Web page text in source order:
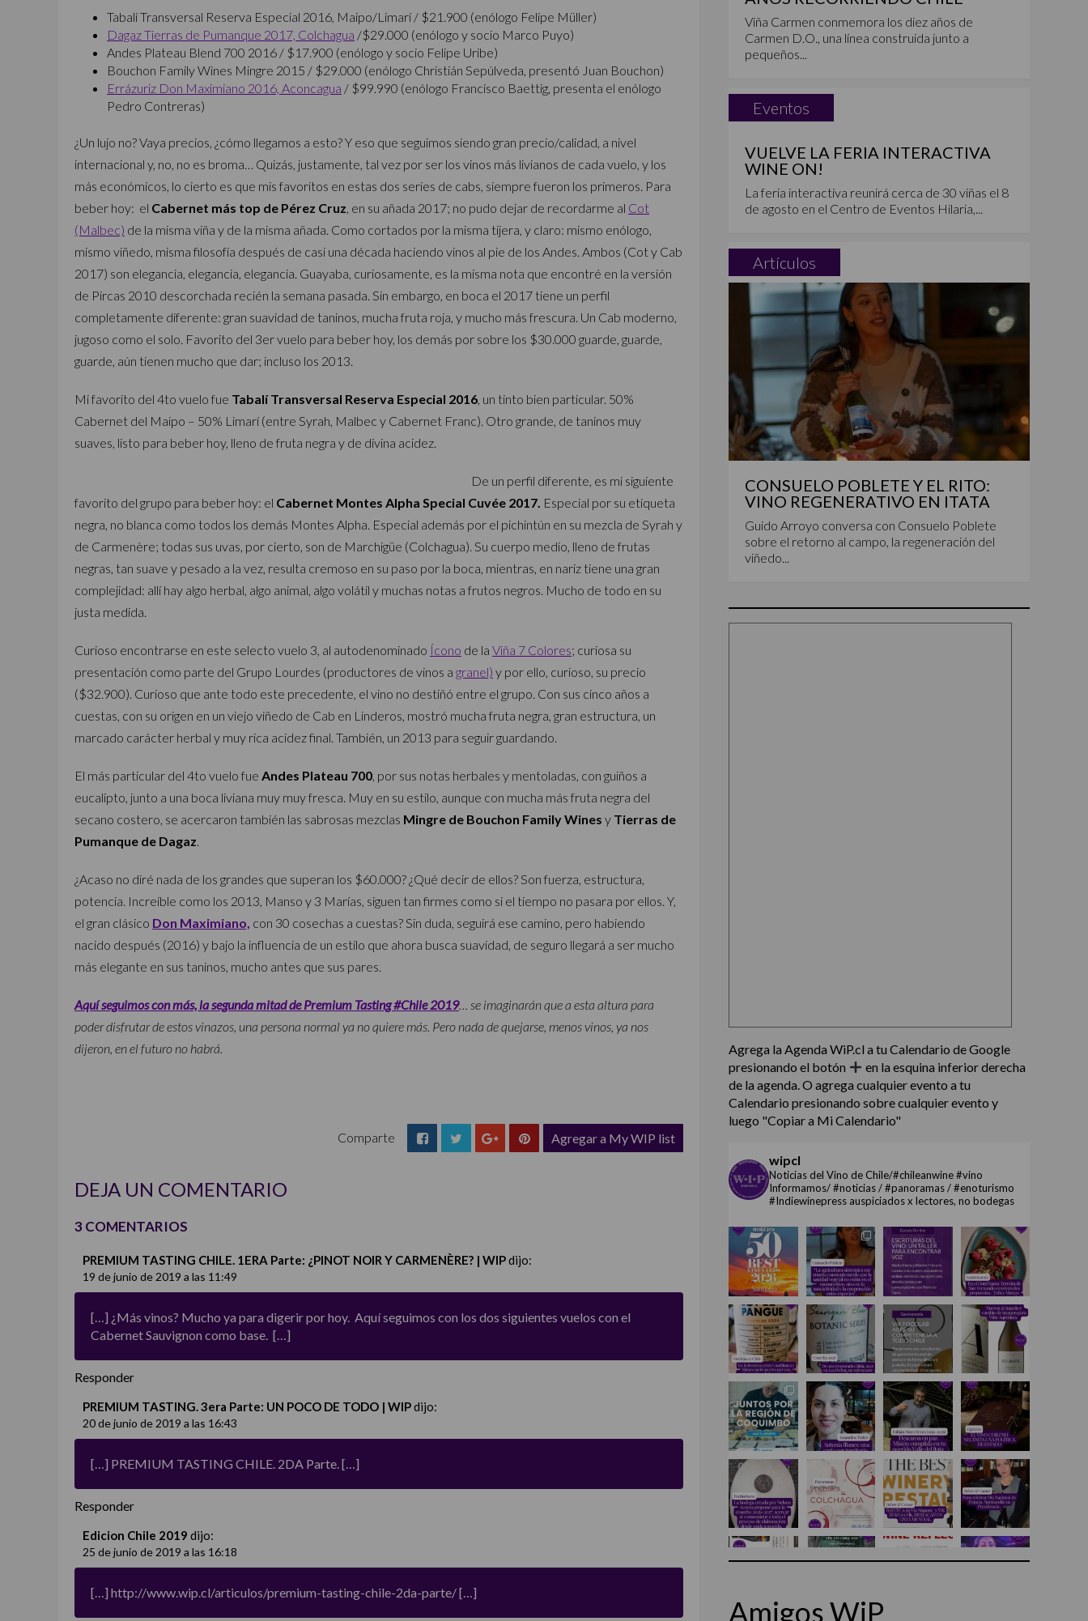
Tabalí Transversal Reserva Especial 2016, Maipo/Limarí / $21.900 (enólogo Felipe Müller)
Dagaz Tierras de Pumanque 2017, Colchagua /$29.000 (enólogo y socio Marco Puyo)
Andes Plateau Blend 700 2016 / $17.900 (enólogo y socio Felipe Uribe)
Bouchon Family Wines Mingre 2015 / $29.000 (enólogo Christián Sepúlveda, presentó Juan Bouchon)
Errázuriz Don Maximiano 2016, Aconcagua / $99.990 (enólogo Francisco Baettig, presenta el enólogo
Pedro Contreras)
¿Un lujo no? Vaya precios, ¿cómo llegamos a esto? Y eso que seguimos siendo gran precio/calidad, a nivel
internacional y, no, no es broma… Quizás, justamente, tal vez por ser los vinos más livianos de cada vuelo, y los
más económicos, lo cierto es que mis favoritos en estas dos series de cabs, siempre fueron los primeros. Para
beber hoy: el Cabernet más top de Pérez Cruz , en su añada 2017; no pudo dejar de recordarme al Cot
(Malbec) de la misma viña y de la misma añada. Como cortados por la misma tijera, y claro: mismo enólogo,
mismo viñedo, misma filosofía después de casi una década haciendo vinos al pie de los Andes. Ambos (Cot y Cab
2017) son elegancia, elegancia, elegancia. Guayaba, curiosamente, es la misma nota que encontré en la versión
de Pircas 2010 descorchada recién la semana pasada. Sin embargo, en boca el 2017 tiene un perfil
completamente diferente: gran suavidad de taninos, mucha fruta roja, y mucho más frescura. Un Cab moderno,
jugoso como el solo. Favorito del 3er vuelo para beber hoy, los demás por sobre los $30.000 guarde, guarde,
guarde, aún tienen mucho que dar; incluso los 2013.
Mi favorito del 4to vuelo fue Tabalí Transversal Reserva Especial 2016 , un tinto bien particular. 50%
Cabernet del Maipo – 50% Limarí (entre Syrah, Malbec y Cabernet Franc). Otro grande, de taninos muy
suaves, listo para beber hoy, lleno de fruta negra y de divina acidez.
De un perfil diferente, es mi siguiente
favorito del grupo para beber hoy: el Cabernet Montes Alpha Special Cuvée 2017. Especial por su etiqueta
negra, no blanca como todos los demás Montes Alpha. Especial además por el pichintún en su mezcla de Syrah y
de Carmenère; todas sus uvas, por cierto, son de Marchigüe (Colchagua). Su cuerpo medio, lleno de frutas
negras, tan suave y pesado a la vez, resulta cremoso en su paso por la boca, mientras, en nariz tiene una gran
complejidad: allí hay algo herbal, algo animal, algo volátil y muchas notas a frutos negros. Mucho de todo en su
justa medida.
Curioso encontrarse en este selecto vuelo 3, al autodenominado Ícono de la Viña 7 Colores; curiosa su
presentación como parte del Grupo Lourdes (productores de vinos a granel) y por ello, curioso, su precio
($32.900). Curioso que ante todo este precedente, el vino no destiñó entre el grupo. Con sus cinco años a
cuestas, con su origen en un viejo viñedo de Cab en Linderos, mostró mucha fruta negra, gran estructura, un
marcado carácter herbal y muy rica acidez final. También, un 2013 para seguir guardando.
El más particular del 4to vuelo fue Andes Plateau 700 , por sus notas herbales y mentoladas, con guiños a
eucalipto, junto a una boca liviana muy muy fresca. Muy en su estilo, aunque con mucha más fruta negra del
secano costero, se acercaron también las sabrosas mezclas Mingre de Bouchon Family Wines y Tierras de
Pumanque de Dagaz
¿Acaso no diré nada de los grandes que superan los $60.000? ¿Qué decir de ellos? Son fuerza, estructura,
potencia. Increíble como los 2013, Manso y 3 Marías, siguen tan firmes como si el tiempo no pasara por ellos. Y,
el gran clásico Don Maximiano, con 30 cosechas a cuestas? Sin duda, seguirá ese camino, pero habiendo
nacido después (2016) y bajo la influencia de un estilo que ahora busca suavidad, de seguro llegará a ser mucho
más elegante en sus taninos, mucho antes que sus pares.
Aquí seguimos con más, la segunda mitad de Premium Tasting #Chile 2019… se imaginarán que a esta altura para
poder disfrutar de estos vinazos, una persona normal ya no quiere más. Pero nada de quejarse, menos vinos, ya nos
dijeron, en el futuro no habrá.
Comparte Agregar a My WIP list
DEJA UN COMENTARIO
3 COMENTARIOS
PREMIUM TASTING CHILE. 1ERA Parte: ¿PINOT NOIR Y CARMENÈRE? | WIPdijo:
19 de junio de 2019 a las 11:49
[…] ¿Más vinos? Mucho ya para digerir por hoy. Aquí seguimos con los dos siguientes vuelos con el
Cabernet Sauvignon como base. […]
Responder
PREMIUM TASTING. 3era Parte: UN POCO DE TODO | WIPdijo:
20 de junio de 2019 a las 16:43
[…] PREMIUM TASTING CHILE. 2DA Parte. […]
Responder
Edicion Chile 2019 dijo:
25 de junio de 2019 a las 16:18
[…] http://www.wip.cl/articulos/premium-tasting-chile-2da-parte/[…]
Viña Carmen conmemora los diez años de
Carmen D.O., una línea construida junto a
pequeños...
Eventos
VUELVE LA FERIA INTERACTIVA
WINE ON!
La feria interactiva reunirá cerca de 30 viñas el 8
de agosto en el Centro de Eventos Hilaria,...
Artículos
CONSUELO POBLETE Y EL RITO:
VINO REGENERATIVO EN ITATA
Guido Arroyo conversa con Consuelo Poblete
sobre el retorno al campo, la regeneración del
viñedo...
Agrega la Agenda WiP.cl a tu Calendario de Google
presionando el botón
en la esquina inferior derecha
de la agenda. O agrega cualquier evento a tu
Calendario presionando sobre cualquier evento y
luego "Copiar a Mi Calendario"
wipcl
Noticias del Vino de Chile/#chileanwine #vino
Informamos/ #noticias / #panoramas / #enoturismo
#Indiewinepress auspiciados x lectores, no bodegas
Amigos WiP